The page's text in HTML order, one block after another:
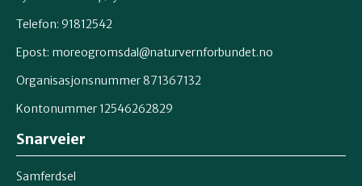
Telefon: 91812542
Epost: moreogromsdal@naturvernforbundet.no
Organisasjonsnummer 871367132
Kontonummer 12546262829
Snarveier
Samferdsel